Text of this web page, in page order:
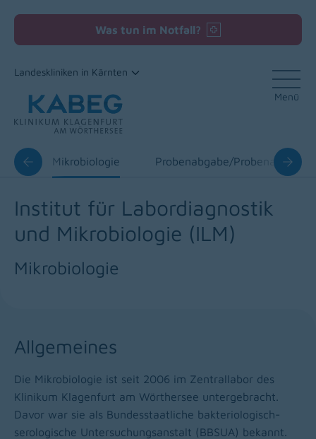
Zum Inhalt
Was tun im Notfall?
Landeskliniken in Kärnten
Menü
Mikrobiologie Probenabgabe/
Institut für Labordiagnostik
und Mikrobiologie (ILM)
Mikrobiologie
Allgemeines
Die Mikrobiologie ist seit 2006 im Zentrallabor des
Klinikum Klagenfurt am Wörthersee untergebracht.
Davor war sie als Bundesstaatliche bakteriologisch-
serologische Untersuchungsanstalt (BBSUA) bekannt.